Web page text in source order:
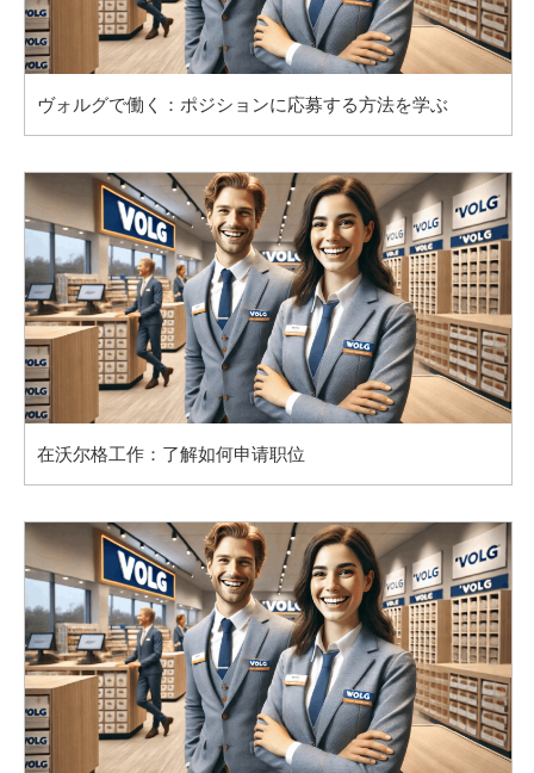
ヴォルグで働く：ポジションに応募する方法を学ぶ
在沃尔格工作：了解如何申请职位